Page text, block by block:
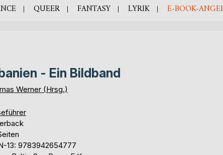
QUEER FANTASY LYRIK E-BOOK-
- Ein Bildband
Werner (Hrsg.)
13: 9783942654777